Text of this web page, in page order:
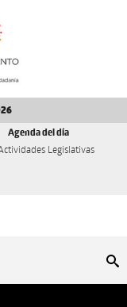
Agenda del día
Legislativas